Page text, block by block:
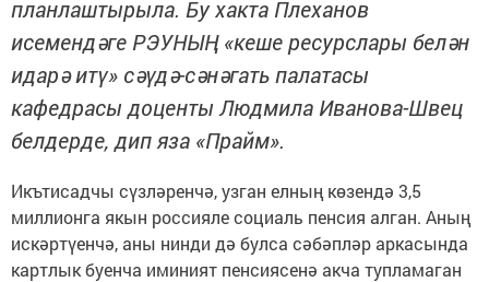
планлаштырыла. Бу хакта Плеханов
исемендәге РЭУНЫҢ «кеше ресурслары белән
идарә итү» сәүдә-сәнәгать палатасы
кафедрасы доценты Людмила Иванова-Швец
белдерде, дип яза «Прайм».
Икътисадчы сүзләренчә, узган елның көзендә 3,5
миллионга якын россияле социаль пенсия алган. Аның
искәртүенчә, аны нинди дә булса сәбәпләр аркасында
картлык буенча иминият пенсиясенә акча тупламаган